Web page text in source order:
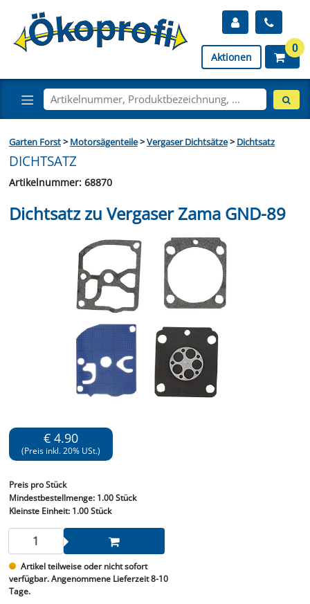
Aktionen
0
Garten Forst>Motorsägenteile>Vergaser Dichtsätze>Dichtsatz
DICHTSATZ
Artikelnummer: 68870
Dichtsatz zu Vergaser Zama GND-89
€ 4.90
(Preis inkl. 20% USt.)
Preis pro Stück
Mindestbestellmenge: 1.00 Stück
Kleinste Einheit:1.00 Stück
Artikel teilweise oder nicht sofort
verfügbar. Angenommene Lieferzeit 8-10
Tage.